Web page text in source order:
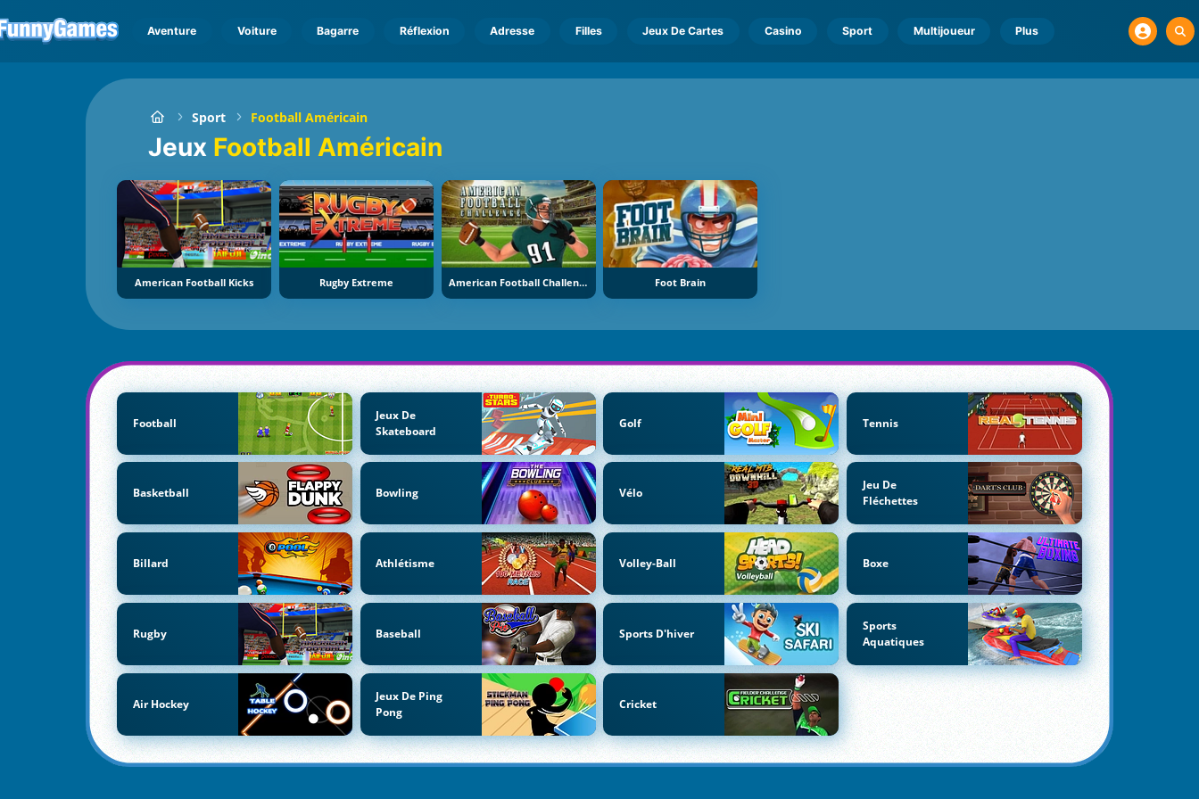
Aventure Voiture Bagarre Réflexion Adresse Filles Jeux De Cartes Casino Sport Multijoueur Plus
Sport Football Américain
Jeux Football Américain
American Football Kicks Rugby Extreme American Football Challenge Foot Brain
Football
Jeux De
Skateboard
Golf Tennis
Basketball Bowling Vélo
Jeu De
Fléchettes
Billard Athlétisme Volley-Ball Boxe
Rugby Baseball Sports D'hiver
Sports
Aquatiques
Air Hockey
Jeux De Ping
Pong
Cricket